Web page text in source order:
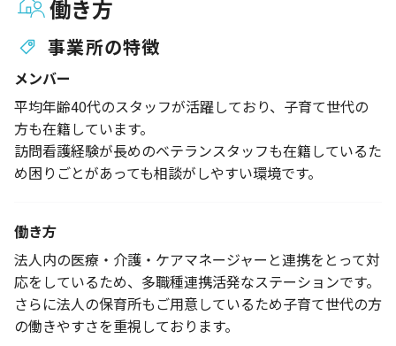
働き方
事業所の特徴
メンバー
平均年齢40代のスタッフが活躍しており、子育て世代の
方も在籍しています。
訪問看護経験が長めのベテランスタッフも在籍しているた
め困りごとがあっても相談がしやすい環境です。
働き方
法人内の医療・介護・ケアマネージャーと連携をとって対
応をしているため、多職種連携活発なステーションです。
さらに法人の保育所もご用意しているため子育て世代の方
の働きやすさを重視しております。